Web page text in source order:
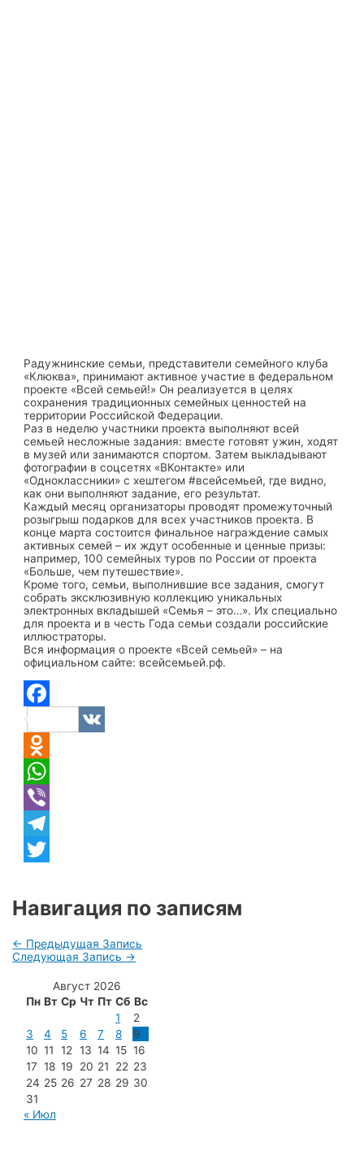
Радужнинские семьи, представители семейного клуба
«Клюква», принимают активное участие в федеральном
проекте «Всей семьей!» Он реализуется в целях
сохранения традиционных семейных ценностей на
территории Российской Федерации.
Раз в неделю участники проекта выполняют всей
семьей несложные задания: вместе готовят ужин, ходят
в музей или занимаются спортом. Затем выкладывают
фотографии в соцсетях «ВКонтакте» или
«Одноклассники» с хештегом #всейсемьей, где видно,
как они выполняют задание, его результат.
Каждый месяц организаторы проводят промежуточный
розыгрыш подарков для всех участников проекта. В
конце марта состоится финальное награждение самых
активных семей – их ждут особенные и ценные призы:
например, 100 семейных туров по России от проекта
«Больше, чем путешествие».
Кроме того, семьи, выполнившие все задания, смогут
собрать эксклюзивную коллекцию уникальных
электронных вкладышей «Семья – это…». Их специально
для проекта и в честь Года семьи создали российские
иллюстраторы.
Вся информация о проекте «Всей семьей» – на
официальном сайте: всейсемьей.рф.
Facebook
VK
Odnoklassniki
WhatsApp
Viber
Telegram
Навигация по записям
← Предыдущая Запись
Следующая Запись →
Август 2026
Пн Вт Ср Чт Пт Сб Вс
1
2
3
4 5 6 7 8
9
10 11 12 13 14 15 16
17 18 19 20 21 22 23
24 25 26 27 28 29 30
31
« Июл